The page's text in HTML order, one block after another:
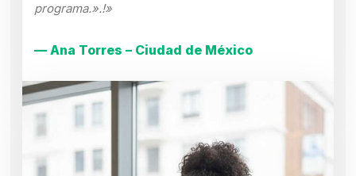
programa.».!»
— Ana Torres – Ciudad de México